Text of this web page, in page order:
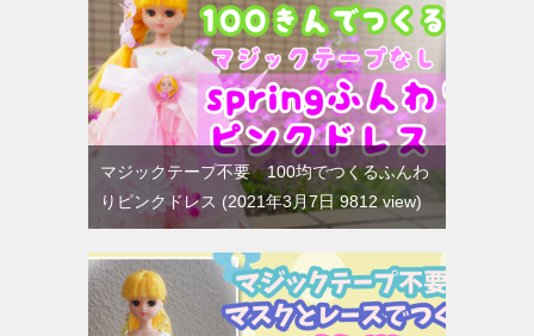
マジックテープ不要 100均でつくるふんわ
りピンクドレス
2021年3月7日 9812 view